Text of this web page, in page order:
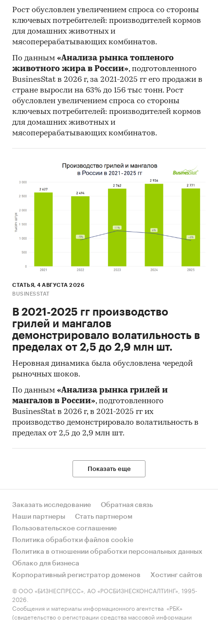
Рост обусловлен увеличением спроса со стороны
ключевых потребителей: производителей кормов
для домашних животных и
мясоперерабатывающих комбинатов.
По данным «Анализа рынка топленого
животного жира в России», подготовленного
BusinesStat в 2026 г, за 2021-2025 гг его продажи в
стране выросли на 63% до 156 тыс тонн. Рост
обусловлен увеличением спроса со стороны
ключевых потребителей: производителей кормов
для домашних животных и
мясоперерабатывающих комбинатов.
СТАТЬЯ, 4 АВГУСТА 2026
BUSINESSTAT
В 2021-2025 гг производство
грилей и мангалов
демонстрировало волатильность в
пределах от 2,5 до 2,9 млн шт.
Неровная динамика была обусловлена чередой
рыночных шоков.
По данным «Анализа рынка грилей и
мангалов в России», подготовленного
BusinesStat в 2026 г, в 2021-2025 гг их
производство демонстрировало волатильность в
пределах от 2,5 до 2,9 млн шт.
Показать еще
Заказать исследование
Обратная связь
Наши партнеры
Стать партнером
Пользовательское соглашение
Политика обработки файлов cookie
Политика в отношении обработки персональных данных
Облако для бизнеса
Корпоративный регистратор доменов
Хостинг сайтов
© ООО «БИЗНЕСПРЕСС», АО «РОСБИЗНЕСКОНСАЛТИНГ», 1995-
2026.
Сообщения и материалы информационного агентства «РБК»
(свидетельство о регистрации средства массовой информации